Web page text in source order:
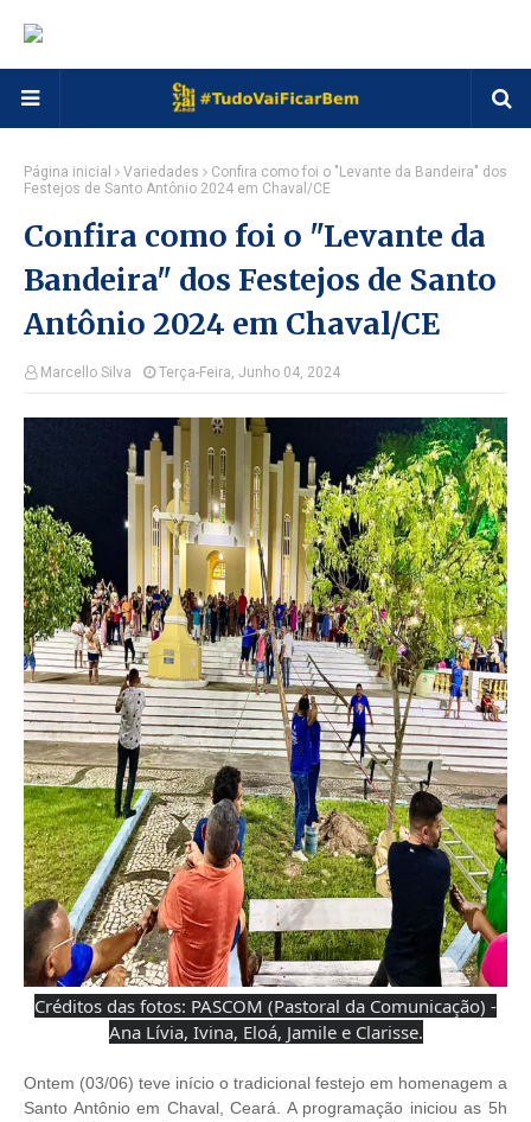
Página inicial Variedades
Confira como foi o "Levante da Bandeira" dos
Festejos de Santo Antônio 2024 em Chaval/CE
Confira como foi o "Levante da
Bandeira" dos Festejos de Santo
Antônio 2024 em Chaval/CE
Marcello Silva Terça-Feira, Junho 04, 2024
Créditos das fotos: PASCOM (Pastoral da Comunicação) -
Ana Lívia, Ivina, Eloá, Jamile e Clarisse.
Ontem (03/06) teve início o tradicional festejo em homenagem a
Santo Antônio em Chaval, Ceará. A programação iniciou as 5h